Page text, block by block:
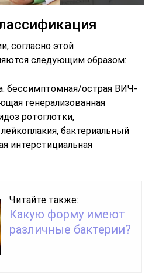
согласно этой
следующим образом:
бессимптомная/острая ВИЧ-
генерализованная
ротоглотки,
бактериальный
интерстициальная
Читайте также:
Какую форму имеют
различные бактерии?